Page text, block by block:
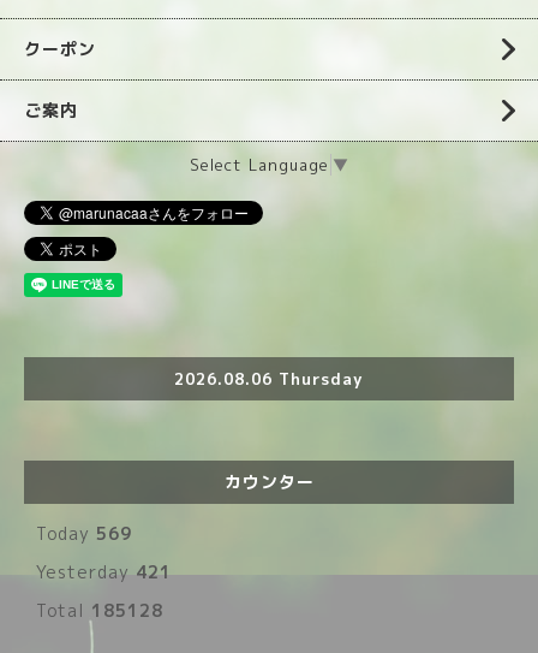
クーポン
ご案内
Select Language ▼
2026.08.06 Thursday
カウンター
Today 569
Yesterday 421
Total 185128